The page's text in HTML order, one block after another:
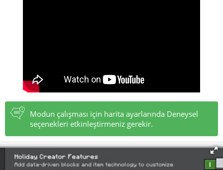
Modun çalışması için harita ayarlarında Deneysel
seçenekleri etkinleştirmeniz gerekir.